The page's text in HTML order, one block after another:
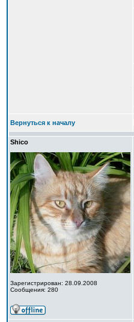
Вернуться к началу
Shico
Зарегистрирован: 28.09.2008
Сообщения: 280